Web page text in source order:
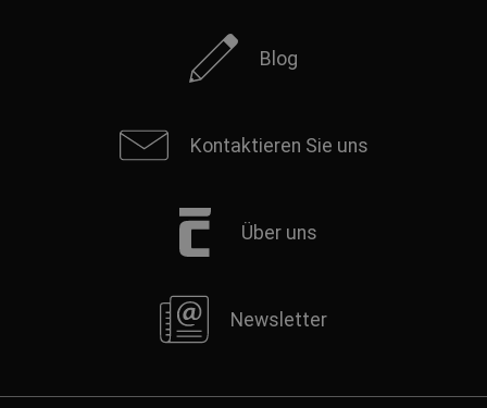
Blog
Kontaktieren Sie uns
Über uns
Newsletter